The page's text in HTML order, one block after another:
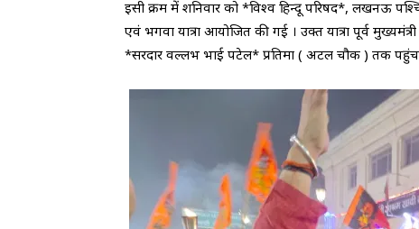
इसी क्रम में शनिवार को *विश्व हिन्दू परिषद*, लखनऊ
एवं भगवा यात्रा आयोजित की गई । उक्त यात्रा पूर्व
*सरदार वल्लभ भाई पटेल* प्रतिमा ( अटल चौक ) तक पहुंच